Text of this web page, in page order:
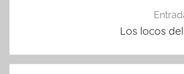
Los locos